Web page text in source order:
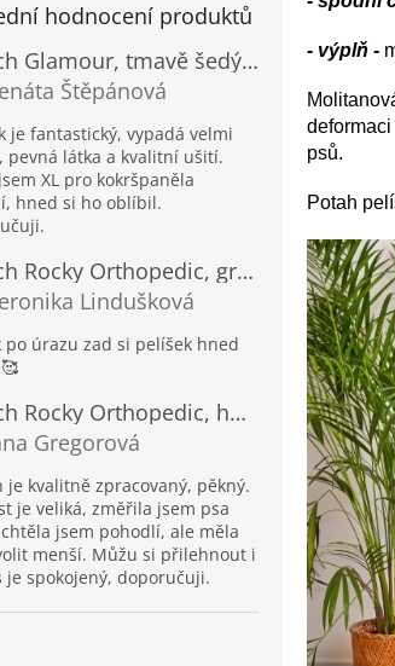
hodnocení produktů
Pelech Glamour, tmavě šedý Inari
produktu je 5 z 5 hvězdiček.
Štěpánová
je fantastický, vypadá velmi
pevná látka a kvalitní ušití.
XL pro kokršpaněla
hned si ho oblíbil.
Pelech Rocky Orthopedic, grafit
produktu je 5 z 5 hvězdiček.
Lindušková
po úrazu zad si pelíšek hned
Pelech Rocky Orthopedic, hnědý
produktu je 5 z 5 hvězdiček.
Gregorová
je kvalitně zpracovaný, pěkný.
je veliká, změřila jsem psa
jsem pohodlí, ale měla
menší. Můžu si přilehnout i
je spokojený, doporučuji.
- výplň -
psů.
Potah